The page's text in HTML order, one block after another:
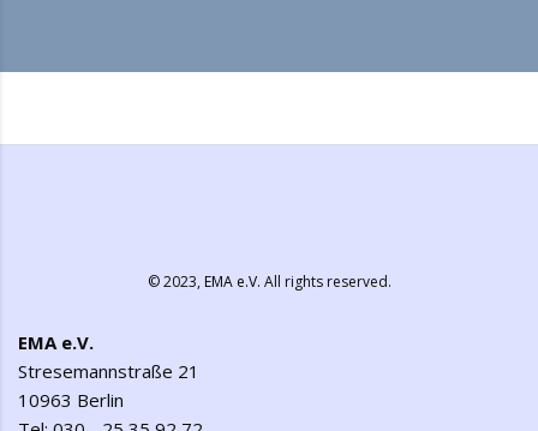
© 2023,EMA e.V. All rights reserved.
EMA e.V.
Stresemannstraße 21
10963 Berlin